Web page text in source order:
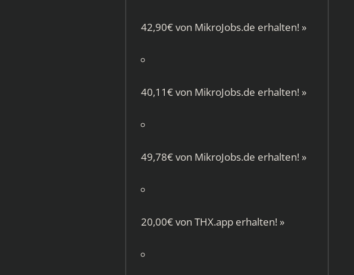
42,90€ von MikroJobs.de erhalten! »
40,11€ von MikroJobs.de erhalten! »
49,78€ von MikroJobs.de erhalten! »
20,00€ vonTHX.app erhalten! »